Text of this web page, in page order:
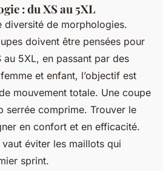
: du XS au 5XL
diversité de morphologies.
doivent être pensées pour
5XL, en passant par des
et enfant, l’objectif est
mouvement totale. Une coupe
serrée comprime. Trouver le
en confort et en efficacité.
éviter les maillots qui
sprint.